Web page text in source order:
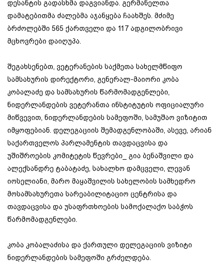
დესანტის გადასხმა დაგვიანდა. გერმანელთა
დამატებითმა ძალებმა აჯანყება ჩაახშეს. მძიმე
ბრძოლებში 565 ქართველი და 117 ადგილობრივი
მცხოვრები დაიღუპა.
შეგახსენებთ, ვეტერანების საქმეთა სახელმწიფო
სამსახურის დირექტორი, გენერალ-მაიორი კობა
კობალაძე და სამსახურის წარმომადგენლები,
ნიდერლანდების ვეტერანთა ინსტიტუტის ოფიციალური
მიწვევით, ნიდერლანდების სამეფოში, სამუშაო ვიზიტით
იმყოფებიან. დელეგაციის შემადგენლობაში, ასევე, არიან
საქართველოს პარლამენტის თავდაცვისა და
უშიშროების კომიტეტის წევრები_ გია ბენაშვილი და
ალექსანდრე ტაბატაძე, სახალხო დამცველი, ლევან
იოსელიანი, მარო მაყაშვილის სახელობის სამხედრო
მოსამსახურეთა სარეაბილიტაციო ცენტრისა და
თავდაცვისა და უსაფრთხოების სამოქალაქო საბჭოს
წარმომადგენლები.
კობა კობალაძისა და ქართული დელეგაციის ვიზიტი
ნიდერლანდების სამეფოში გრძელდება.